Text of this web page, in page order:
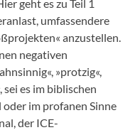
geht es zu Teil 1
umfassendere
anzustellen.
negativen
»protzig«,
sei es im biblischen
oder im profanen Sinne
der ICE-